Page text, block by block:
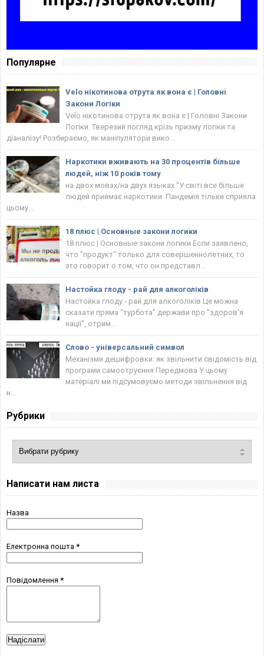
Популярне
Velo нікотинова отрута як вона є | Головнi
Закони Логіки
Velo нікотинова отрута як вона є | Головнi Закони
Логіки. Тверезий погляд крізь призму логіки та
діаналізу! Розбираємо, як маніпулятори вико...
Наркотики вживають на 30 процентів більше
людей, ніж 10 років тому
на двох мовах/на двух языках "У світі все більше
людей приймає наркотики. Пандемія тільки сприяла
цьому...
18 плюс | Основные закони логики
18 плюс | Основные закони логики Если заявлено,
что "продукт" только для совершеннолетних, то
это говорит о том, что он представл...
Настойка глоду - рай для алкоголіків
Настойка глоду - рай для алкоголіків Це можна
сказати пряма "турбота" держави про "здоров'я
нації", отрим...
Слово - універсальний символ
Механізми дешифровки: як звільнити свідомість від
програми самоотруєння Передмова У цьому
матеріалі ми підсумовуємо методи звільнення від
н...
Рубрики
Написати нам листа
Назва
Електронна пошта *
Повідомлення *